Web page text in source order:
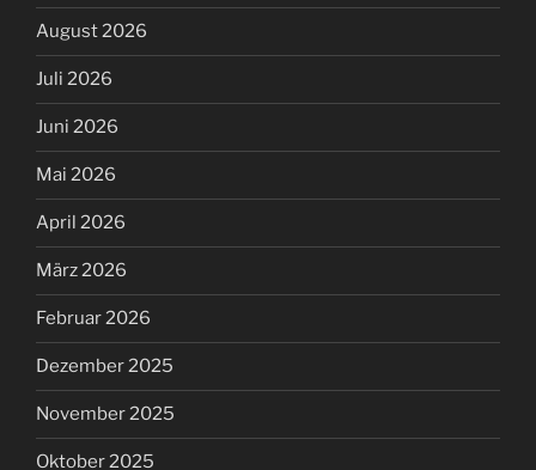
August 2026
Juli 2026
Juni 2026
Mai 2026
April 2026
März 2026
Februar 2026
Dezember 2025
November 2025
Oktober 2025